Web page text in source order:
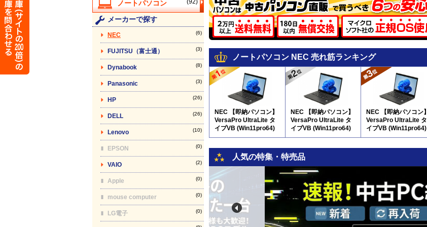
(92)
メーカーで探す
NEC (6)
FUJITSU（富士通） (3)
Dynabook (8)
Panasonic (3)
HP (26)
DELL (26)
Lenovo (10)
EPSON (0)
VAIO (2)
Apple (0)
mouse computer (0)
LG電子 (0)
ノートパソコン NEC 売れ筋ランキング
NEC 【即納パソコン】
VersaPro UltraLite タ
イプVB (Win11pro64)
5N8
NEC 【即納パソコン】
VersaPro UltraLite タ
イプVB (Win11pro64)
(SSD新品) 5N8(SSD新
NEC 【即納パソコン】
VersaPro UltraLite タ
イプVB (Win11pro64)
(SSD新品) 5N8
人気の特集・特売品